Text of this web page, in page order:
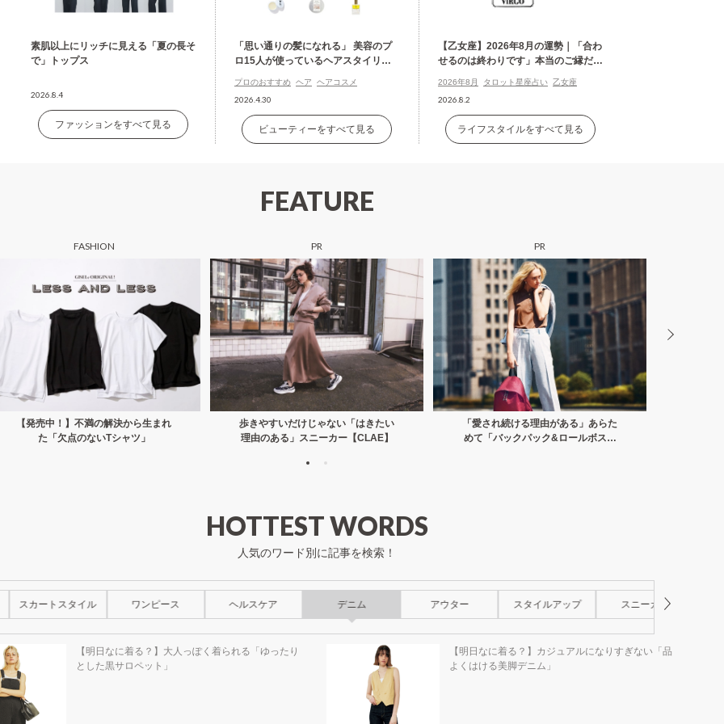
素肌以上にリッチに見える「夏の長そ
で」トップス
2026.8.4
ファッションをすべて見る
「思い通りの髪になれる」 美容のプ
ロ15人が使っているヘアスタイリン
プロのおすすめ ヘア ヘアコスメ
2026.4.30
ビューティーをすべて見る
【乙女座】2026年8月の運勢｜「合わ
せるのは終わりです」本当のご縁だけ
2026年8月 タロット星座占い 乙女座
2026.8.2
ライフスタイルをすべて見る
FEATURE
FASHION
【発売中！】不満の解決から生まれ
た「欠点のないTシャツ」
PR
歩きやすいだけじゃない「はきたい
理由のある」スニーカー【CLAE】
PR
「愛され続ける理由がある」あらた
めて「バックパック&ロールボスト
HOTTEST WORDS
人気のワード別に記事を検索！
スカートスタイル ワンピース ヘルスケア デニム アウター スタイルアップ スニーカー
【明日なに着る？】大人っぽく着られる「ゆったり
とした黒サロペット」
【明日なに着る？】カジュアルになりすぎない「品
よくはける美脚デニム」